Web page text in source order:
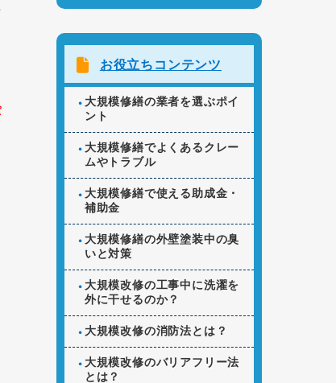
お役立ちコンテンツ
大規模修繕の業者を選ぶポイ
ント
大規模修繕でよくあるクレー
ムやトラブル
大規模修繕で使える助成金・
補助金
大規模修繕の外壁塗装中の臭
いと対策
大規模改修の工事中に洗濯を
外に干せるのか？
大規模改修の消防法とは？
大規模改修のバリアフリー法
とは？